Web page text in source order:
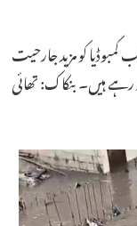
کو مزید جارحیت
ہیں۔ بنکاک: تھائی